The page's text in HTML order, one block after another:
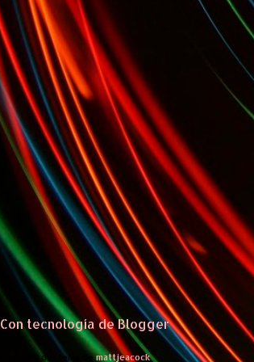
Con tecnología de Blogger
Imágenes del tema demattjeacock